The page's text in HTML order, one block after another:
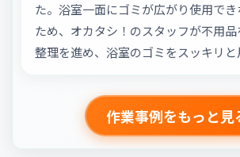
た。浴室一面にゴミが広がり使用で
ため、オカタシ！のスタッフが不用
整理を進め、浴室のゴミをスッキリと
作業事例をもっと見